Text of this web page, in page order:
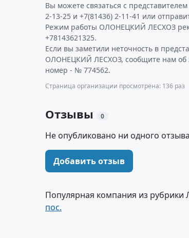
Вы можете связаться с
2-13-25 и +7(81436) 2-11-41 или
Режим работы ОЛОНЕЦКИЙ ЛЕСХОЗ
+78143621325.
Если вы заметили неточность в
ОЛОНЕЦКИЙ ЛЕСХОЗ, сообщите нам об
номер - № 774562.
Страница организации просмотрена: 136 раз
Отзывы 0
Не опубликовано ни одного
Добавить отзыв
Популярная компания из рубрики
пос.